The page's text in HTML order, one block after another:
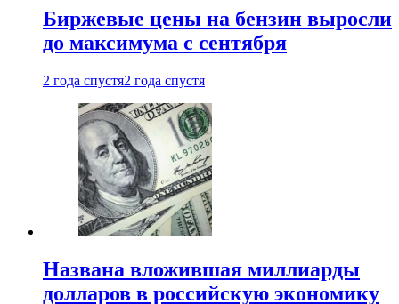
Биржевые цены на бензин выросли
до максимума с сентября
2 года спустя2 года спустя
Названа вложившая миллиарды
долларов в российскую экономику